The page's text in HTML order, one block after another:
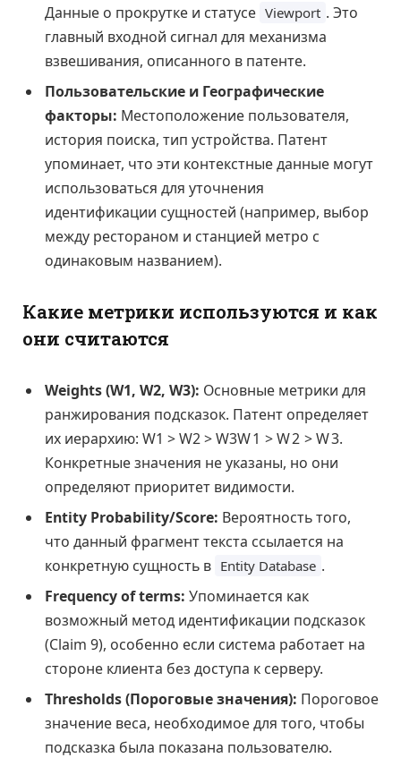
Данные о прокрутке и статусе Viewport . Это
главный входной сигнал для механизма
взвешивания, описанного в патенте.
Пользовательские и Географические
факторы: Местоположение пользователя,
история поиска, тип устройства. Патент
упоминает, что эти контекстные данные могут
использоваться для уточнения
идентификации сущностей (например, выбор
между рестораном и станцией метро с
одинаковым названием).
Какие метрики используются и как
они считаются
Weights (W1, W2, W3): Основные метрики для
ранжирования подсказок. Патент определяет
их иерархию: W1 > W2 > W3W1 > W2 > W3.
Конкретные значения не указаны, но они
определяют приоритет видимости.
Entity Probability/Score: Вероятность того,
что данный фрагмент текста ссылается на
конкретную сущность в Entity Database .
Frequency of terms: Упоминается как
возможный метод идентификации подсказок
(Claim 9), особенно если система работает на
стороне клиента без доступа к серверу.
Thresholds (Пороговые значения): Пороговое
значение веса, необходимое для того, чтобы
подсказка была показана пользователю.